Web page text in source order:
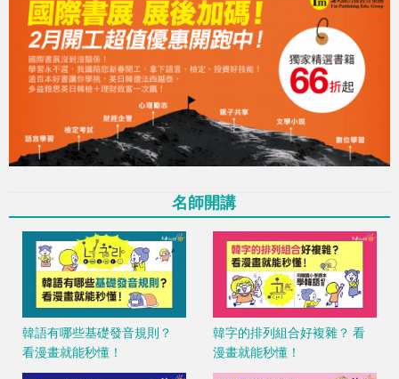
名師開講
韓語有哪些基礎發音規則？
看漫畫就能秒懂！
韓字的排列組合好複雜？ 看
漫畫就能秒懂！